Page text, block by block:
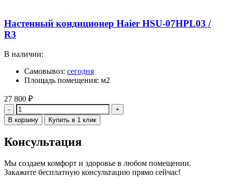
Настенный кондиционер Haier HSU-07HPL03 /
R3
В наличии:
Самовывоз: сегодня
Площадь помещения: м2
27 800 ₽
Количество
В корзину Купить в 1 клик
Консультация
Мы создаем комфорт и здоровье в любом помещении.
Закажите бесплатную консультацию прямо сейчас!